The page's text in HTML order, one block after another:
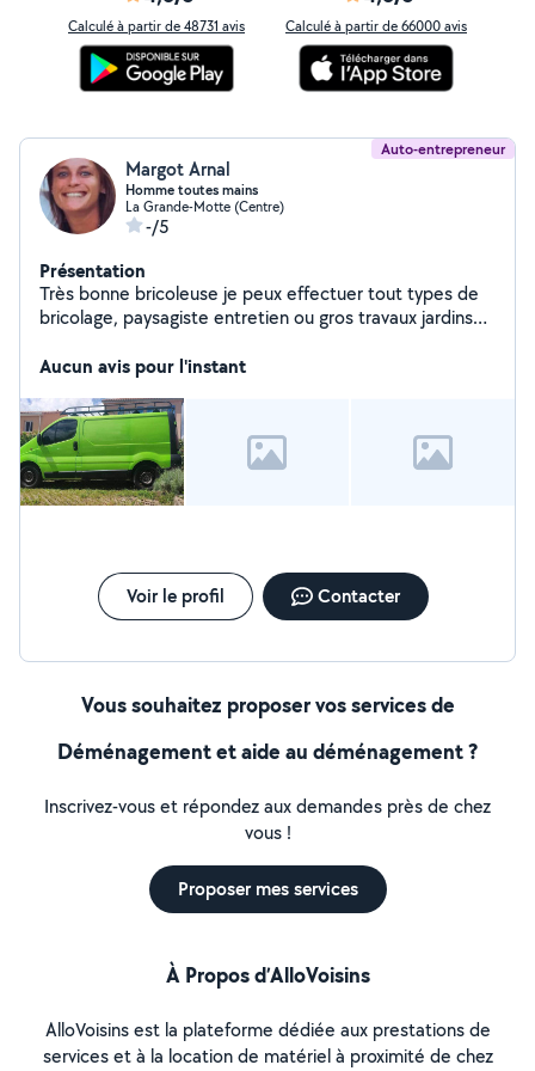
Calculé à partir de 48731 avis Calculé à partir de 66000 avis
Auto-entrepreneur
Margot Arnal
Homme toutes mains
La Grande-Motte (Centre)
-/5
Présentation
Très bonne bricoleuse je peux effectuer tout types de
bricolage, paysagiste entretien ou gros travaux jardins
moto bateau . Pour tout autre service n'hésitez pas a
Aucun avis pour l'instant
Voir le profil Contacter
Vous souhaitez proposer vos services de
Déménagement et aide au déménagement ?
Inscrivez-vous et répondez aux demandes près de chez
vous !
Proposer mes services
À Propos d’AlloVoisins
AlloVoisins est la plateforme dédiée aux prestations de
services et à la location de matériel à proximité de chez